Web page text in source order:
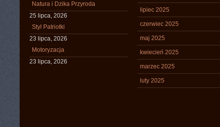
Natura i Dzika Przyroda
25 lipca, 2026
Styl Patriotki
23 lipca, 2026
Motoryzacja
23 lipca, 2026
lipiec 2025
czerwiec 2025
maj 2025
kwiecień 2025
marzec 2025
luty 2025